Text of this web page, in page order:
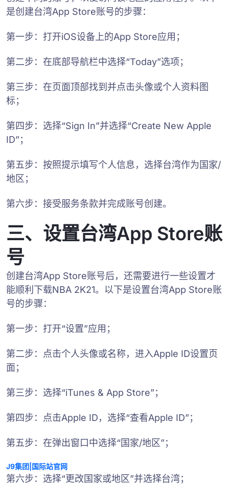
是创建台湾App Store账号的步骤：
第一步：打开iOS设备上的App Store应用；
第二步：在底部导航栏中选择“Today”选项；
第三步：在页面顶部找到并点击头像或个人资料图
标；
第四步：选择“Sign In”并选择“Create New Apple
ID”；
第五步：按照提示填写个人信息，选择台湾作为国家/
地区；
第六步：接受服务条款并完成账号创建。
三、设置台湾App Store账
号
创建台湾App Store账号后，还需要进行一些设置才
能顺利下载NBA 2K21。以下是设置台湾App Store账
号的步骤：
第一步：打开“设置”应用；
第二步：点击个人头像或名称，进入Apple ID设置页
面；
第三步：选择“iTunes & App Store”；
第四步：点击Apple ID，选择“查看Apple ID”；
第五步：在弹出窗口中选择“国家/地区”；
J9集团|国际站官网
第六步：选择“更改国家或地区”并选择台湾；